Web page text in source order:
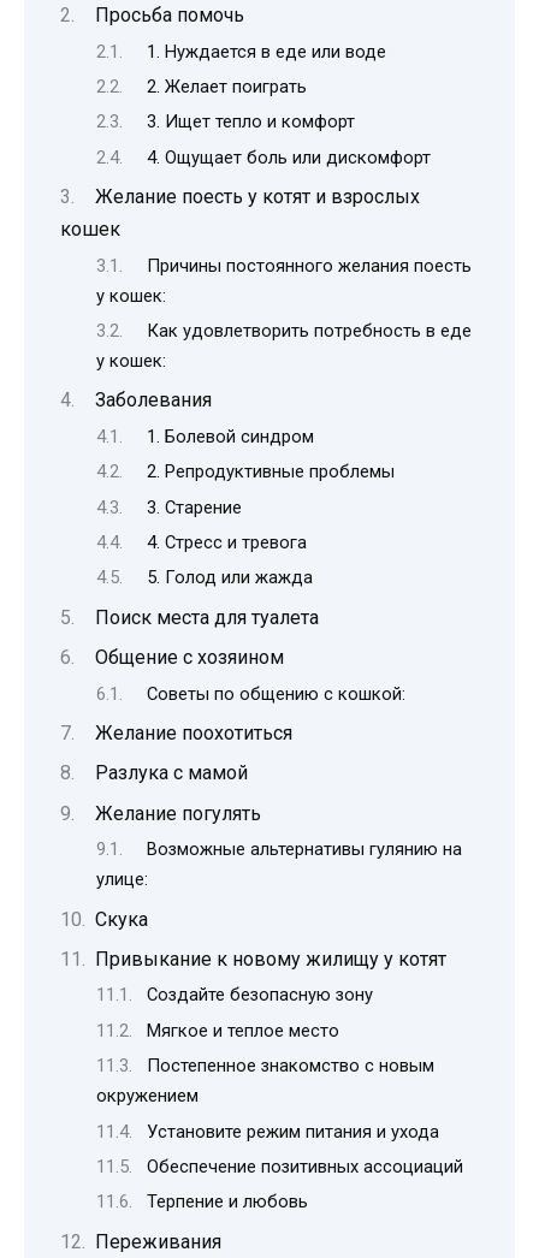
Просьба помочь
1. Нуждается в еде или воде
2. Желает поиграть
3. Ищет тепло и комфорт
4. Ощущает боль или дискомфорт
Желание поесть у котят и взрослых
кошек
Причины постоянного желания поесть
у кошек:
Как удовлетворить потребность в еде
у кошек:
Заболевания
1. Болевой синдром
2. Репродуктивные проблемы
3. Старение
4. Стресс и тревога
5. Голод или жажда
Поиск места для туалета
Общение с хозяином
Советы по общению с кошкой:
Желание поохотиться
Разлука с мамой
Желание погулять
Возможные альтернативы гулянию на
улице:
Скука
Привыкание к новому жилищу у котят
Создайте безопасную зону
Мягкое и теплое место
Постепенное знакомство с новым
окружением
Установите режим питания и ухода
Обеспечение позитивных ассоциаций
Терпение и любовь
Переживания